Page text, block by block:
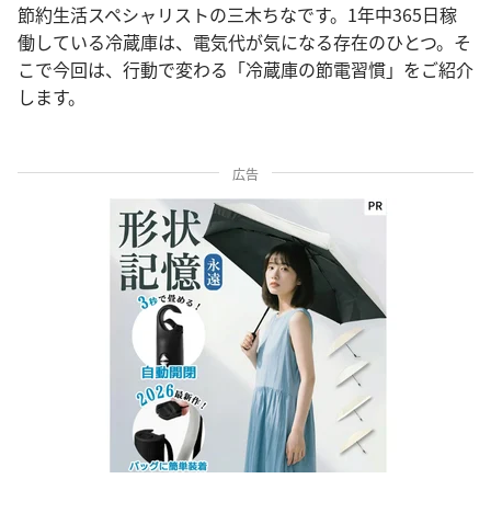
節約生活スペシャリストの三木ちなです。1年中365日稼
働している冷蔵庫は、電気代が気になる存在のひとつ。そ
こで今回は、行動で変わる「冷蔵庫の節電習慣」をご紹介
します。
広告